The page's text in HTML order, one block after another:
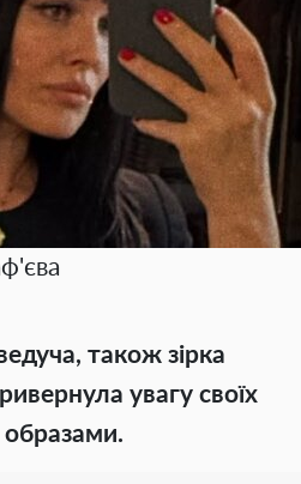
також зірка
увагу своїх